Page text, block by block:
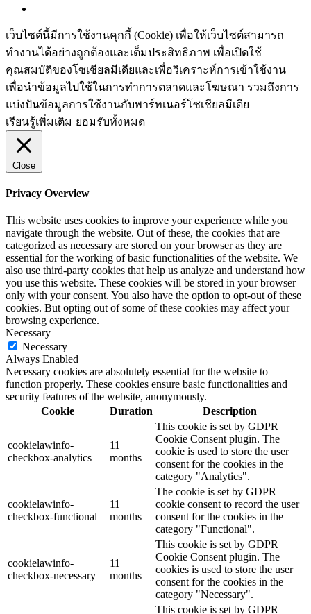
เว็บไซต์นี้มีการใช้งานคุกกี้ (Cookie) เพื่อให้เว็บไซต์สามารถ
ทำงานได้อย่างถูกต้องและเต็มประสิทธิภาพ​ เพื่อเปิดใช้
คุณสมบัติของโซเชียล​มีเดียและเพื่อวิเคราะห์การเข้าใช้งาน
เพื่อนำข้อมูลไปใช้ในการทำการตลาดและโฆษณา​ รวมถึงการ
แบ่งปันข้อมูลการใช้งานกับพาร์ทเนอร์​โซเชียล​มีเดีย
เรียนรู้เพิ่มเติม ยอมรับทั้งหมด
Close
Privacy Overview
This website uses cookies to improve your experience while you
navigate through the website. Out of these, the cookies that are
categorized as necessary are stored on your browser as they are
essential for the working of basic functionalities of the website. We
also use third-party cookies that help us analyze and understand how
you use this website. These cookies will be stored in your browser
only with your consent. You also have the option to opt-out of these
cookies. But opting out of some of these cookies may affect your
browsing experience.
Necessary
Necessary
Always Enabled
Necessary cookies are absolutely essential for the website to
function properly. These cookies ensure basic functionalities and
security features of the website, anonymously.
Cookie
Duration Description
cookielawinfo-
checkbox-analytics
11
months
This cookie is set by GDPR
Cookie Consent plugin. The
cookie is used to store the user
consent for the cookies in the
category "Analytics".
cookielawinfo-
checkbox-functional
11
months
The cookie is set by GDPR
cookie consent to record the user
consent for the cookies in the
category "Functional".
cookielawinfo-
checkbox-necessary
11
months
This cookie is set by GDPR
Cookie Consent plugin. The
cookies is used to store the user
consent for the cookies in the
category "Necessary".
This cookie is set by GDPR